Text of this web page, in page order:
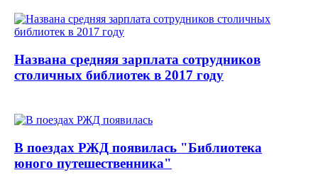
Названа средняя зарплата сотрудников
столичных библиотек в 2017 году
В поездах РЖД появилась "Библиотека
юного путешественника"